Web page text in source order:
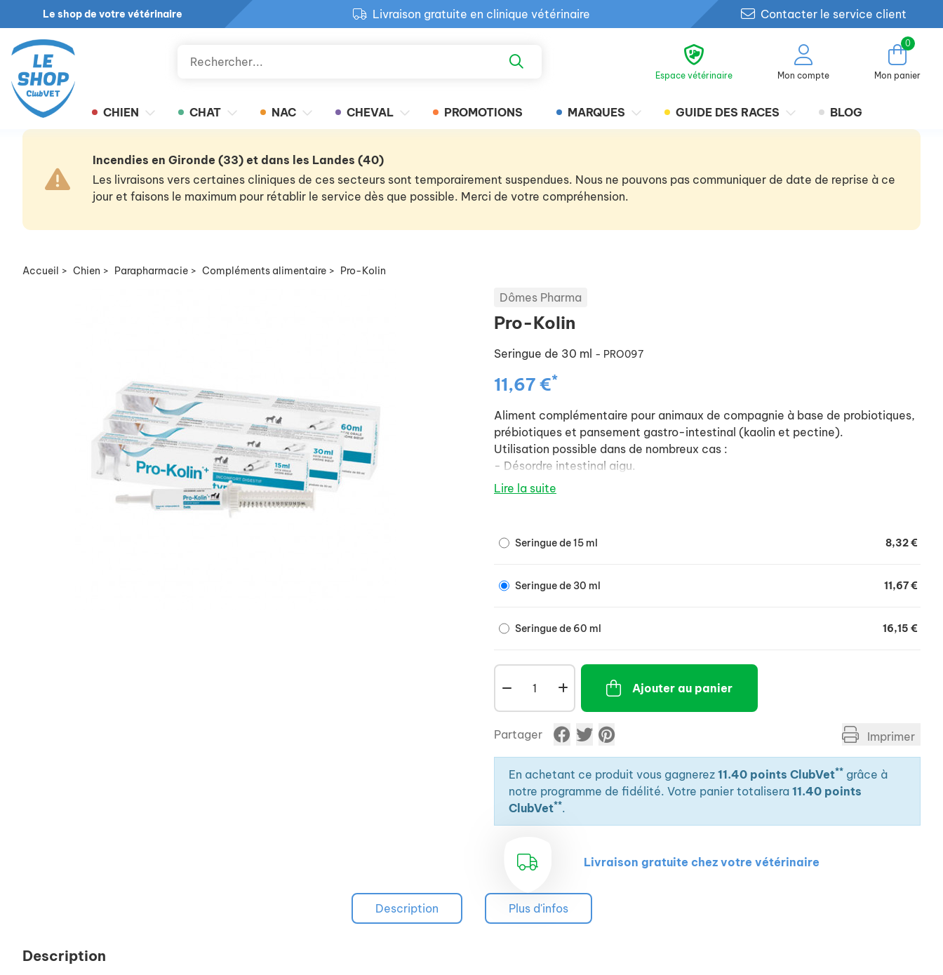
Le shop de votre vétérinaire
Livraison gratuite en clinique vétérinaire
Retour produit gratuit en clinique
Contacter le service client
Espace vétérinaire Mon compte
0
Mon panier
CHIEN CHAT NAC CHEVAL PROMOTIONS MARQUES GUIDE DES RACES BLOG
Incendies en Gironde (33) et dans les Landes (40)
Les livraisons vers certaines cliniques de ces secteurs sont temporairement suspendues. Nous ne pouvons pas communiquer de date de reprise à ce
jour et faisons le maximum pour rétablir le service dès que possible. Merci de votre compréhension.
Accueil > Chien > Parapharmacie > Compléments alimentaire > Pro-Kolin
Dômes Pharma
Pro-Kolin
Seringue de 30 ml - PRO097
11,67 €*
Aliment complémentaire pour animaux de compagnie à base de probiotiques,
prébiotiques et pansement gastro-intestinal (kaolin et pectine).
Utilisation possible dans de nombreux cas :
- Désordre intestinal aigu.
- Prévention (lors de période de stress, avant un changement alimentaire...).
- Présentation en seringue graduée de 15, 30 et 60 ml.
Lire la suite
Seringue de 15 ml 8,32 €
Seringue de 30 ml 11,67 €
Seringue de 60 ml 16,15 €
Ajouter au panier
Partager Imprimer
En achetant ce produit vous gagnerez 11.40 points ClubVet** grâce à
notre programme de fidélité. Votre panier totalisera 11.40 points
ClubVet**.
Livraison gratuite chez votre vétérinaire
Description Plus d'infos
Description